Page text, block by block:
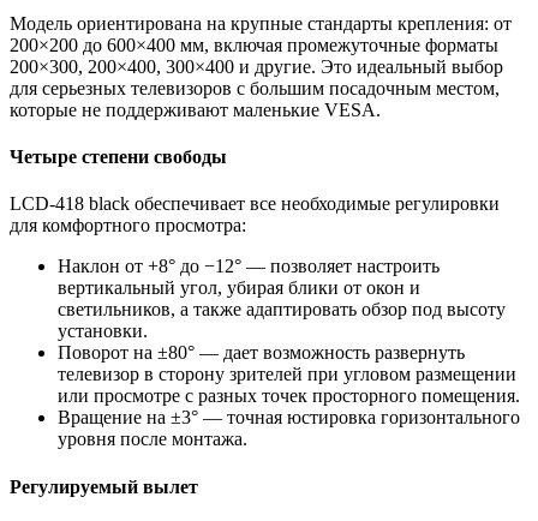
Модель ориентирована на крупные стандарты крепления: от
200×200 до 600×400 мм, включая промежуточные форматы
200×300, 200×400, 300×400 и другие. Это идеальный выбор
для серьезных телевизоров с большим посадочным местом,
которые не поддерживают маленькие VESA.
Четыре степени свободы
LCD-418 black обеспечивает все необходимые регулировки
для комфортного просмотра:
Наклон от +8° до −12° — позволяет настроить
вертикальный угол, убирая блики от окон и
светильников, а также адаптировать обзор под высоту
установки.
Поворот на ±80° — дает возможность развернуть
телевизор в сторону зрителей при угловом размещении
или просмотре с разных точек просторного помещения.
Вращение на ±3° — точная юстировка горизонтального
уровня после монтажа.
Регулируемый вылет